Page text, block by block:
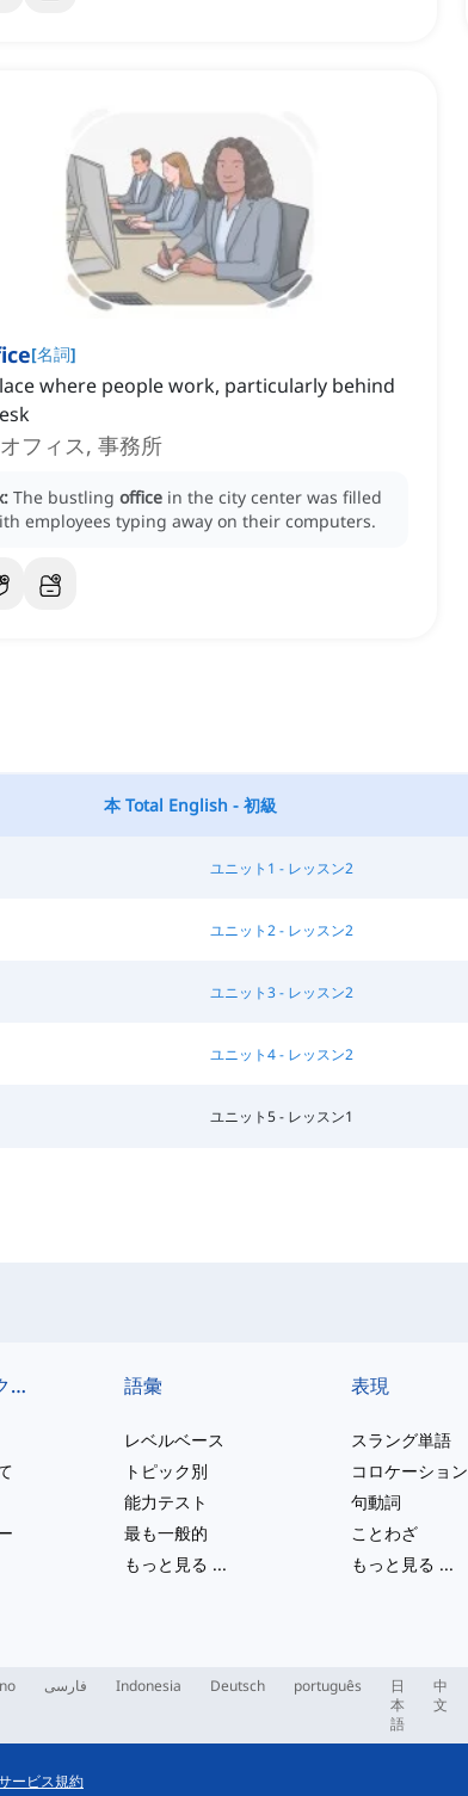
[名詞]
where people work, particularly behind
オフィス, 事務所
The bustling office in the city center was filled
employees typing away on their computers.
本 Total English - 初級
ユニット1 - レッスン2
ユニット2 - レッスン2
ユニット3 - レッスン2
ユニット4 - レッスン2
ユニット5 - レッスン1
クイックアクセス 語彙
レベルベース
トピック別
能力テスト
最も一般的
もっと見る ...
表現
スラング単語
コロケーション
句動詞
ことわざ
もっと見る ...
فارسی Indonesia Deutsch português
日
本
語
中
文
ービス規約